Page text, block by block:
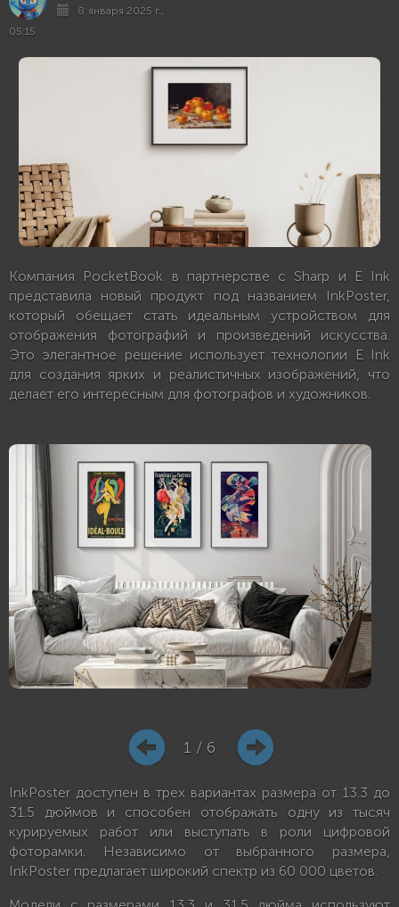
8 января 2025 г.,
05:15
Компания PocketBook в партнерстве с Sharp и E Ink
представила новый продукт под названием InkPoster,
который обещает стать идеальным устройством для
отображения фотографий и произведений искусства.
Это элегантное решение использует технологии E Ink
для создания ярких и реалистичных изображений, что
делает его интересным для фотографов и художников.
1 / 6
InkPoster доступен в трех вариантах размера от 13.3 до
31.5 дюймов и способен отображать одну из тысяч
курируемых работ или выступать в роли цифровой
фоторамки. Независимо от выбранного размера,
InkPoster предлагает широкий спектр из 60 000 цветов.